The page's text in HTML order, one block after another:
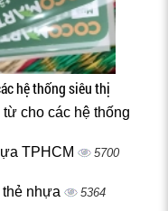
hệ thống siêu thị
từ cho các hệ thống
TPHCM 5700
thẻ nhựa 5364